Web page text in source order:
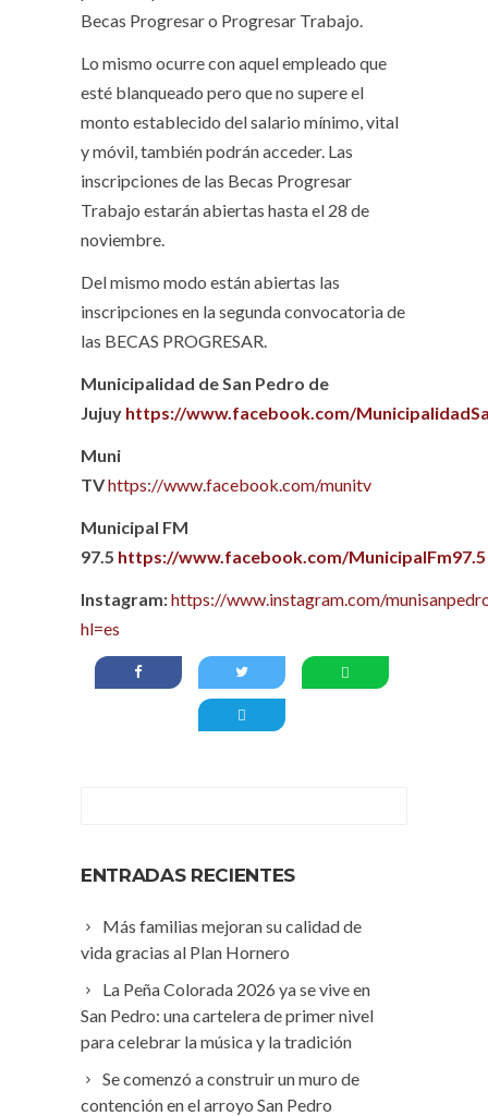
Becas Progresar o Progresar Trabajo.
Lo mismo ocurre con aquel empleado que
esté blanqueado pero que no supere el
monto establecido del salario mínimo, vital
y móvil, también podrán acceder. Las
inscripciones de las Becas Progresar
Trabajo estarán abiertas hasta el 28 de
noviembre.
Del mismo modo están abiertas las
inscripciones en la segunda convocatoria de
las BECAS PROGRESAR.
Municipalidad de San Pedro de
Jujuy https://www.facebook.com/
Muni
TVhttps://www.facebook.com/munitv
Municipal FM
97.5 https://www.facebook.com/MunicipalFm97.5
Instagram:https://www.instagram.com/
hl=es
ENTRADAS RECIENTES
Más familias mejoran su calidad de
vida gracias al Plan Hornero
La Peña Colorada 2026 ya se vive en
San Pedro: una cartelera de primer nivel
para celebrar la música y la tradición
Se comenzó a construir un muro de
contención en el arroyo San Pedro